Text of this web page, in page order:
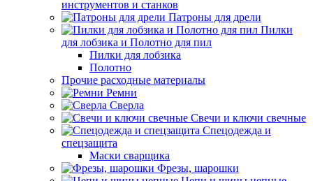
инструментов и станков
Патроны для дрели
Пилки
для лобзика и Полотно для пил
Пилки для лобзика
Полотно
Прочие расходные материалы
Ремни
Сверла
Свечи и ключи свечные
Спецодежда и
спецзащита
Маски сварщика
Фрезы, шарошки